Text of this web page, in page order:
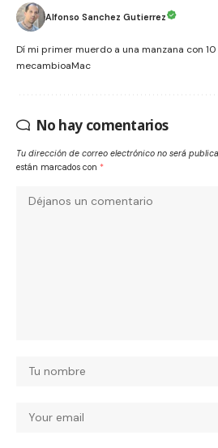
Alfonso Sanchez Gutierrez
Dí mi primer muerdo a una manzana con 10
mecambioaMac
No hay comentarios
Tu dirección de correo electrónico no será
están marcados con *